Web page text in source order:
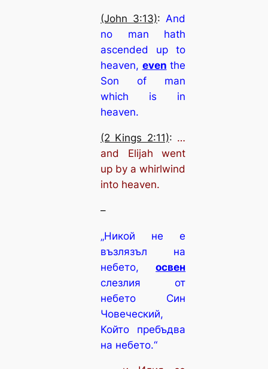
(John 3:13):And
no man hath
ascended up to
heaven, even the
Son of man
which is in
heaven.
(2 Kings 2:11): …
and Elijah went
up by a whirlwind
into heaven.
–
„Никой не е
възлязъл на
небето,освен
слезлия от
небето Син
Човеческий,
Който пребъдва
на небето.“